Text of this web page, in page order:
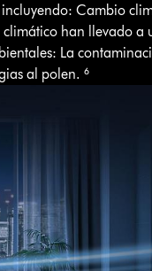
Cambio
han llevado
La
al polen. ⁶